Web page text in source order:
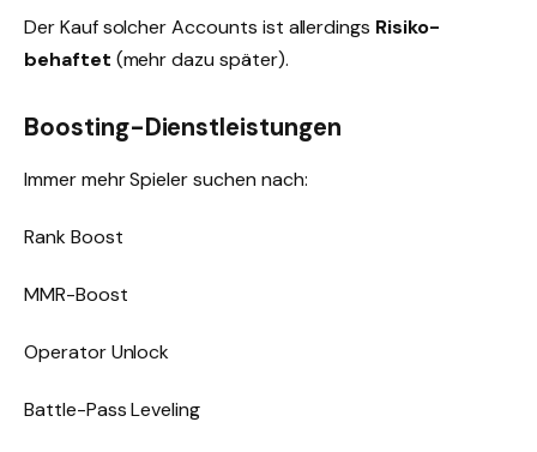
Der Kauf solcher Accounts ist allerdings Risiko-
behaftet (mehr dazu später).
Boosting-Dienstleistungen
Immer mehr Spieler suchen nach:
Rank Boost
MMR-Boost
Operator Unlock
Battle-Pass Leveling